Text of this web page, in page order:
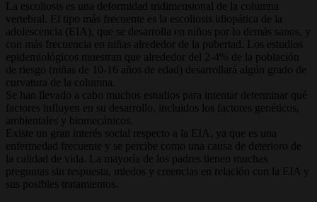
La escoliosis es una deformidad tridimensional de la columna
vertebral. El tipo más frecuente es la escoliosis idiopática de la
adolescencia (EIA), que se desarrolla en niños por lo demás sanos, y
con más frecuencia en niñas alrededor de la pubertad. Los estudios
epidemiológicos muestran que alrededor del 2-4% de la población
de riesgo (niñas de 10-16 años de edad) desarrollará algún grado de
curvatura de la columna.
Se han llevado a cabo muchos estudios para intentar determinar qué
factores influyen en su desarrollo, incluidos los factores genéticos,
ambientales y biomecánicos.
Existe un gran interés social respecto a la EIA, ya que es una
enfermedad frecuente y se percibe como una causa de deterioro de
la calidad de vida. La mayoría de los padres tienen muchas
preguntas sin respuesta, miedos y creencias en relación con la EIA y
sus posibles tratamientos.